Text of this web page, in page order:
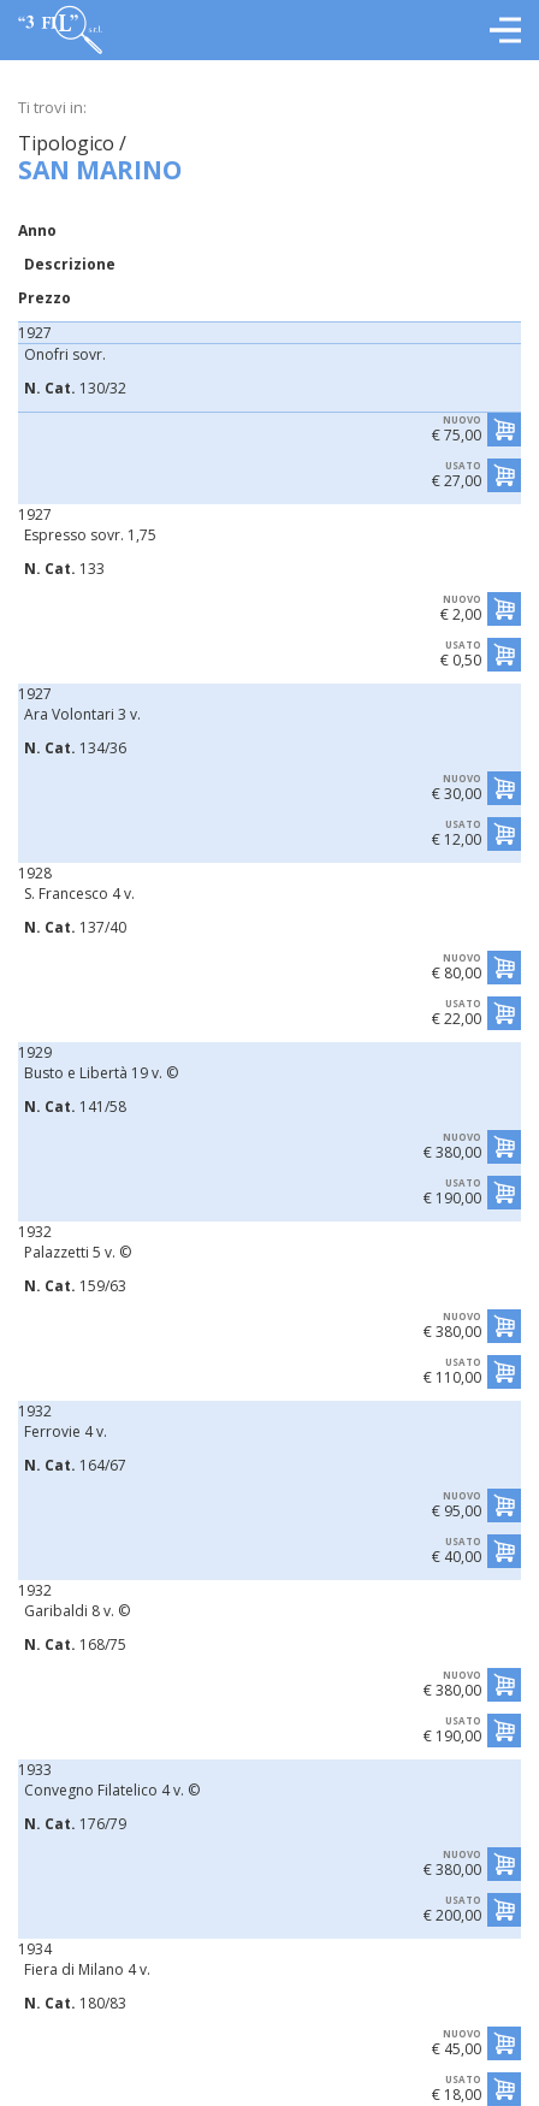
Ti trovi in:
Tipologico /
SAN MARINO
Anno
Descrizione
Prezzo
1927
Onofri sovr.
N. Cat. 130/32
NUOVO
€ 75,00
USATO
€ 27,00
1927
Espresso sovr. 1,75
N. Cat. 133
NUOVO
€ 2,00
USATO
€ 0,50
1927
Ara Volontari 3 v.
N. Cat. 134/36
NUOVO
€ 30,00
USATO
€ 12,00
1928
S. Francesco 4 v.
N. Cat. 137/40
NUOVO
€ 80,00
USATO
€ 22,00
1929
Busto e Libertà 19 v. ©
N. Cat. 141/58
NUOVO
€ 380,00
USATO
€ 190,00
1932
Palazzetti 5 v. ©
N. Cat. 159/63
NUOVO
€ 380,00
USATO
€ 110,00
1932
Ferrovie 4 v.
N. Cat. 164/67
NUOVO
€ 95,00
USATO
€ 40,00
1932
Garibaldi 8 v. ©
N. Cat. 168/75
NUOVO
€ 380,00
USATO
€ 190,00
1933
Convegno Filatelico 4 v. ©
N. Cat. 176/79
NUOVO
€ 380,00
USATO
€ 200,00
1934
Fiera di Milano 4 v.
N. Cat. 180/83
NUOVO
€ 45,00
USATO
€ 18,00